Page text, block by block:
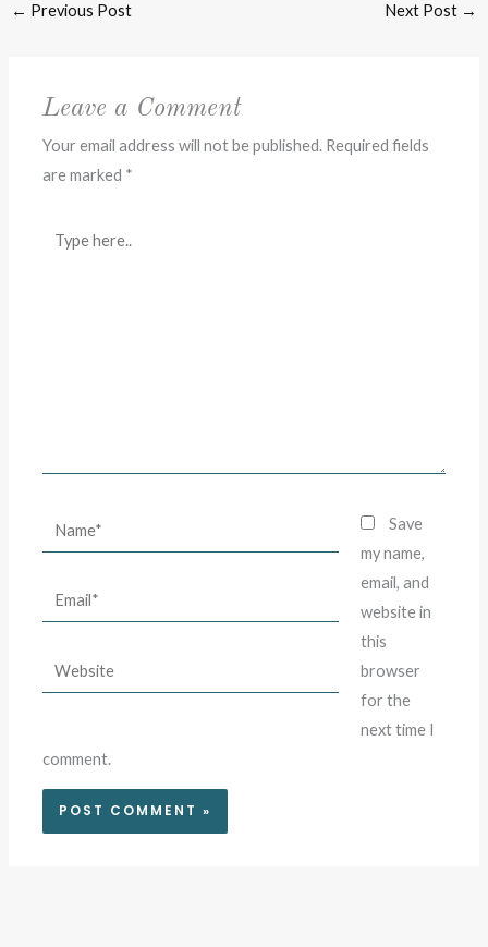
← Previous Post Next Post →
Leave a Comment
Your email address will not be published. Required fields
are marked *
Name*
Email*
Website
Save
my name,
email, and
website in
this
browser
for the
next time I
comment.